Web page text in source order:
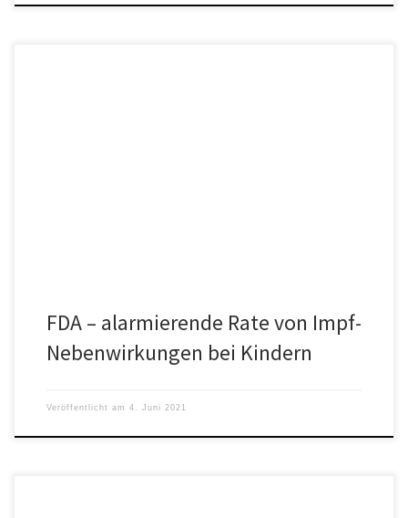
FDA – alarmierende Rate von Impf-
Nebenwirkungen bei Kindern
Veröffentlicht am 4. Juni 2021